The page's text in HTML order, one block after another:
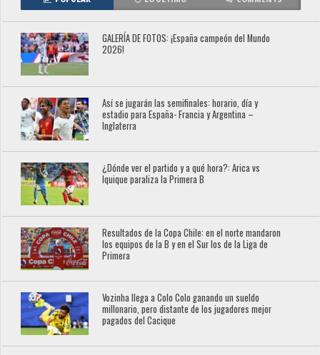
GALERÍA DE FOTOS: ¡España campeón del Mundo
2026!
Así se jugarán las semifinales: horario, día y
estadio para España- Francia y Argentina –
Inglaterra
¿Dónde ver el partido y a qué hora?: Arica vs
Iquique paraliza la Primera B
Resultados de la Copa Chile: en el norte mandaron
los equipos de la B y en el Sur los de la Liga de
Primera
Vozinha llega a Colo Colo ganando un sueldo
millonario, pero distante de los jugadores mejor
pagados del Cacique